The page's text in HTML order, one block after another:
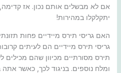
אם לא מבשלים אותם נכון. אז
יתקלקלו במהירות!
האם גריסי תירס מיידיים פחות
גריסי תירס מיידיים הם לעיתים
תירס מסורתיים מכיוון שהם מכילים
ומלח נוספים. בניגוד לכך, כאשר אתה